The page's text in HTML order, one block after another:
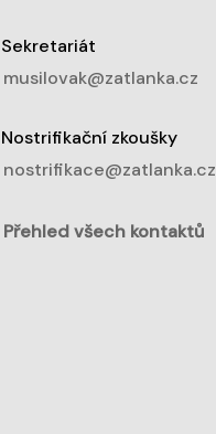
Sekretariát
musilovak@zatlanka.cz
Nostrifikační zkoušky
nostrifikace@zatlanka.cz
Přehled všech kontaktů